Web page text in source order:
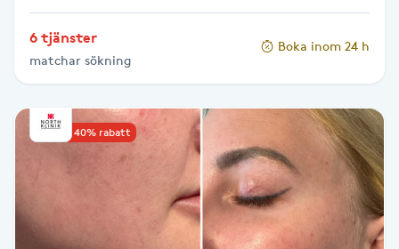
Hårbottenbehandling
Hårförlängning
Hårvård
6 tjänster
matchar sökning
Boka inom 24 h
Upp till 40% rabatt